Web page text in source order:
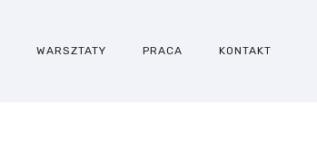
WARSZTATY PRACA KONTAKT